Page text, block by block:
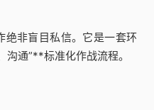
绝非盲目私信。它是一套环
通”**标准化作战流程。